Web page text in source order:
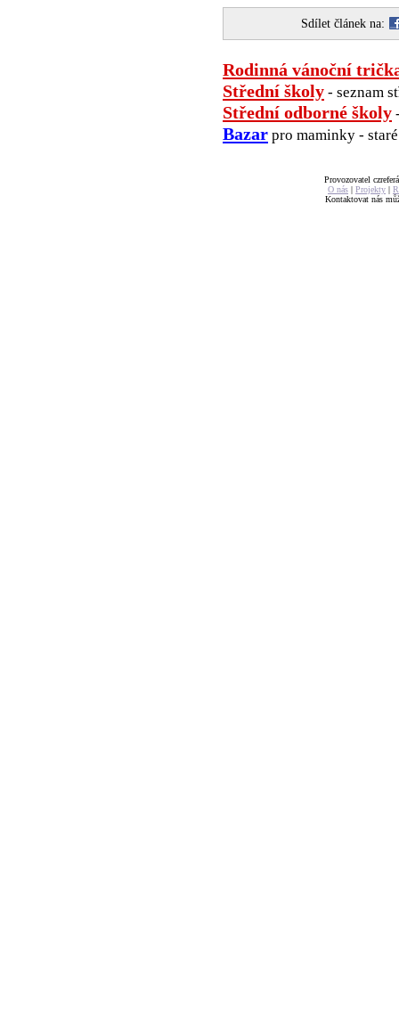
Sdílet článek na:
Rodinná vánoční
Střední školy - seznam
Střední odborné školy
Bazar pro maminky -
Provozovatel
O nás | Projekty |
Kontaktovat nás